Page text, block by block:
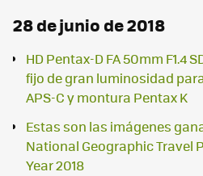
28 de junio de 2018
HD Pentax-D FA 50mm F1.4
fijo de gran luminosidad
APS-C y montura Pentax K
Estas son las imágenes
National Geographic Travel
Year 2018